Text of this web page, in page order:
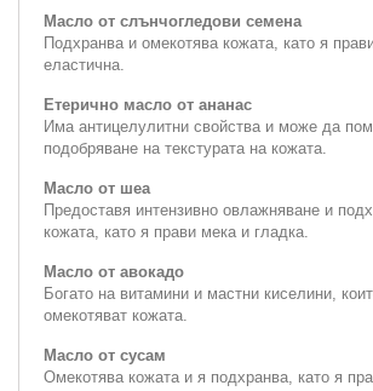
Масло от слънчогледови семена
Подхранва и омекотява кожата, като я
еластична.
Етерично масло от ананас
Има антицелулитни свойства и може да
подобряване на текстурата на кожата.
Масло от шеа
Предоставя интензивно овлажняване и
кожата, като я прави мека и гладка.
Масло от авокадо
Богато на витамини и мастни киселини,
омекотяват кожата.
Масло от сусам
Омекотява кожата и я подхранва, като я